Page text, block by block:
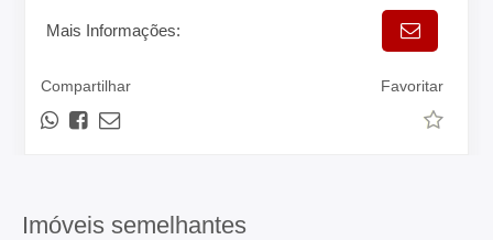
Mais Informações:
Compartilhar Favoritar
Imóveis semelhantes